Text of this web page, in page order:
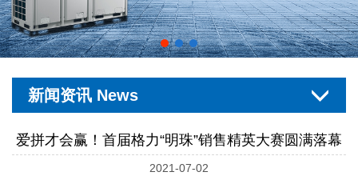
新闻资讯 News
爱拼才会赢！首届格力“明珠”销售精英大赛圆满落幕
2021-07-02